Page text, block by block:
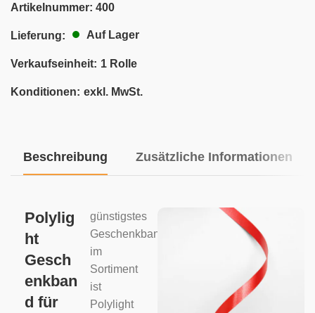
Artikelnummer: 400
Lieferung: Auf Lager
Verkaufseinheit: 1 Rolle
Konditionen: exkl. MwSt.
Beschreibung Zusätzliche Informationen
Polylig
ht
Gesch
enkban
d für
günstigstes
Geschenkband
im
Sortiment
ist
Polylight